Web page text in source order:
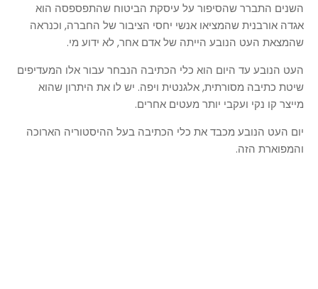
השנים התברר שהסיפור על עיסקת הביטוח שהתפספסה הוא
אגדה אורבנית שהמציאו אנשי יחסי הציבור של החברה, וכנראה
שהמצאת העט הנובע הייתה של אדם אחר, לא ידוע מי.
העט הנובע עד היום הוא כלי הכתיבה הנבחר עבור אלו המעדיפים
שיטת כתיבה מסורתית, אלגנטית ויפה. יש לו את היתרון שהוא
מייצר קו נקי ועקבי יותר מעטים אחרים.
יום העט הנובע מכבד את כלי הכתיבה בעל ההיסטוריה הארוכה
והמפוארת הזה.